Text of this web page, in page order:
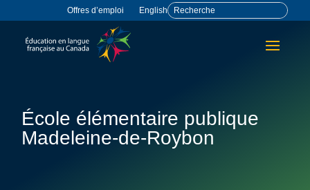
Offres d’emploi English
École élémentaire publique
Madeleine-de-Roybon